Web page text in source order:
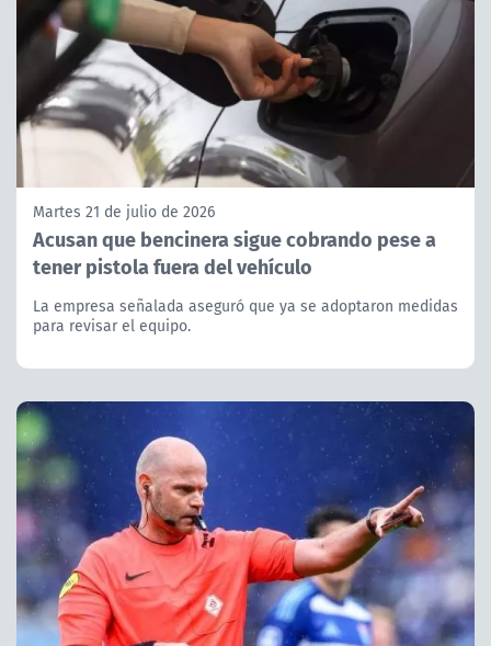
Martes 21 de julio de 2026
Acusan que bencinera sigue cobrando pese a
tener pistola fuera del vehículo
La empresa señalada aseguró que ya se adoptaron medidas
para revisar el equipo.